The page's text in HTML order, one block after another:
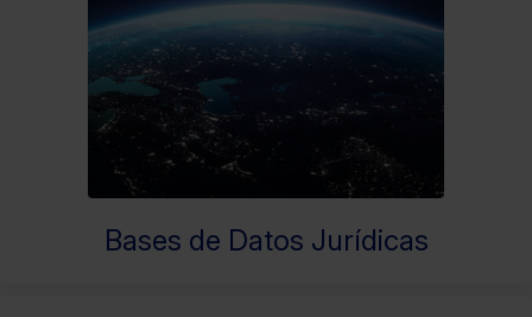
Bases de Datos Jurídicas